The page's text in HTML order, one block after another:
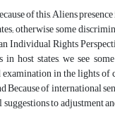
of this, Aliens
otherwise some
Individual Rights
host states, we see
in the lights
of international
to adjustment